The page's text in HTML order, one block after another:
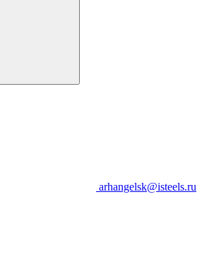
arhangelsk@isteels.ru